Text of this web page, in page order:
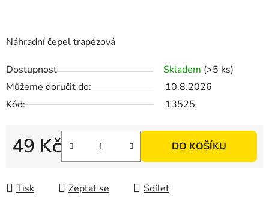
Náhradní čepel trapézová
Dostupnost Skladem (>5 ks)
Můžeme doručit do:
10.8.2026
Kód:
13525
49 Kč
Měrná cena:
DO KOŠÍKU
Tisk Zeptat se Sdílet